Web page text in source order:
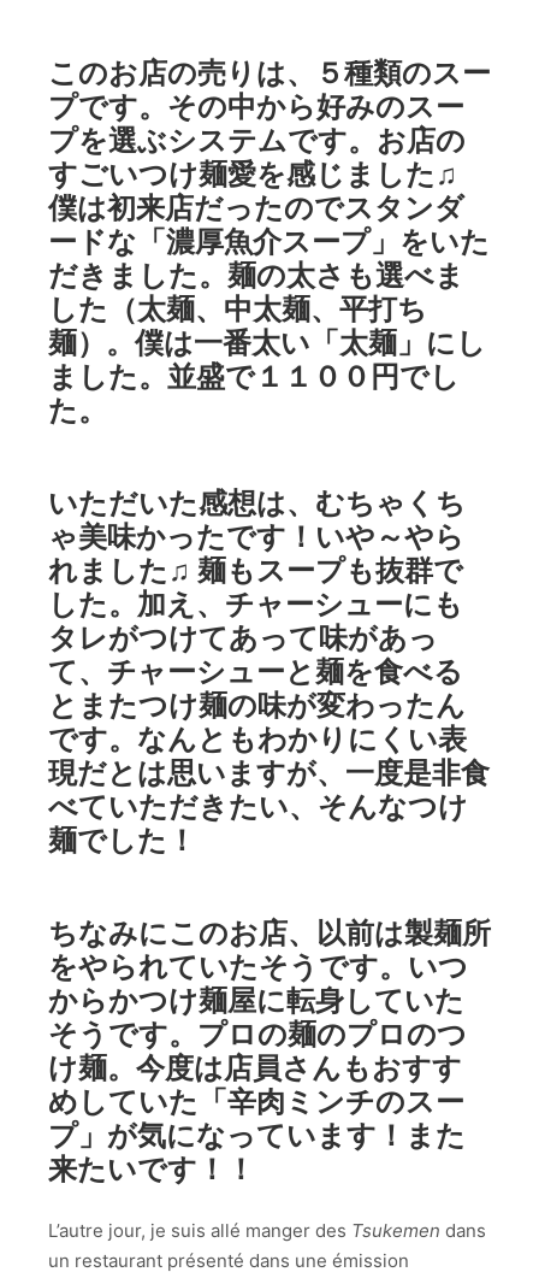
このお店の売りは、５種類のスー
プです。その中から好みのスー
プを選ぶシステムです。お店の
すごいつけ麺愛を感じました♫
僕は初来店だったのでスタンダ
ードな「濃厚魚介スープ」をいた
だきました。麺の太さも選べま
した（太麺、中太麺、平打ち
麺）。僕は一番太い「太麺」にし
ました。並盛で１１００円でし
た。
いただいた感想は、むちゃくち
ゃ美味かったです！いや～やら
れました♫ 麺もスープも抜群で
した。加え、チャーシューにも
タレがつけてあって味があっ
て、チャーシューと麺を食べる
とまたつけ麺の味が変わったん
です。なんともわかりにくい表
現だとは思いますが、一度是非食
べていただきたい、そんなつけ
麺でした！
ちなみにこのお店、以前は製麺所
をやられていたそうです。いつ
からかつけ麺屋に転身していた
そうです。プロの麺のプロのつ
け麺。今度は店員さんもおすす
めしていた「辛肉ミンチのスー
プ」が気になっています！また
来たいです！！
L’autre jour, je suis allé manger des Tsukemen dans
un restaurant présenté dans une émission